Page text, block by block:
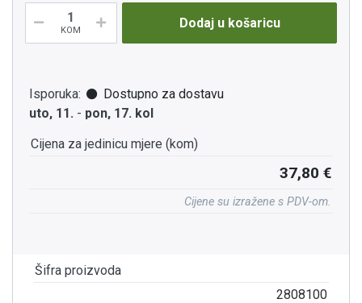
Šifra proizvoda
2808100
KOM Dodaj u košaricu
Isporuka:
Dostupno za dostavu
uto, 11. - pon, 17. kol
Cijena za jedinicu mjere (kom)
37,80 €
Cijene su izražene s PDV-om.